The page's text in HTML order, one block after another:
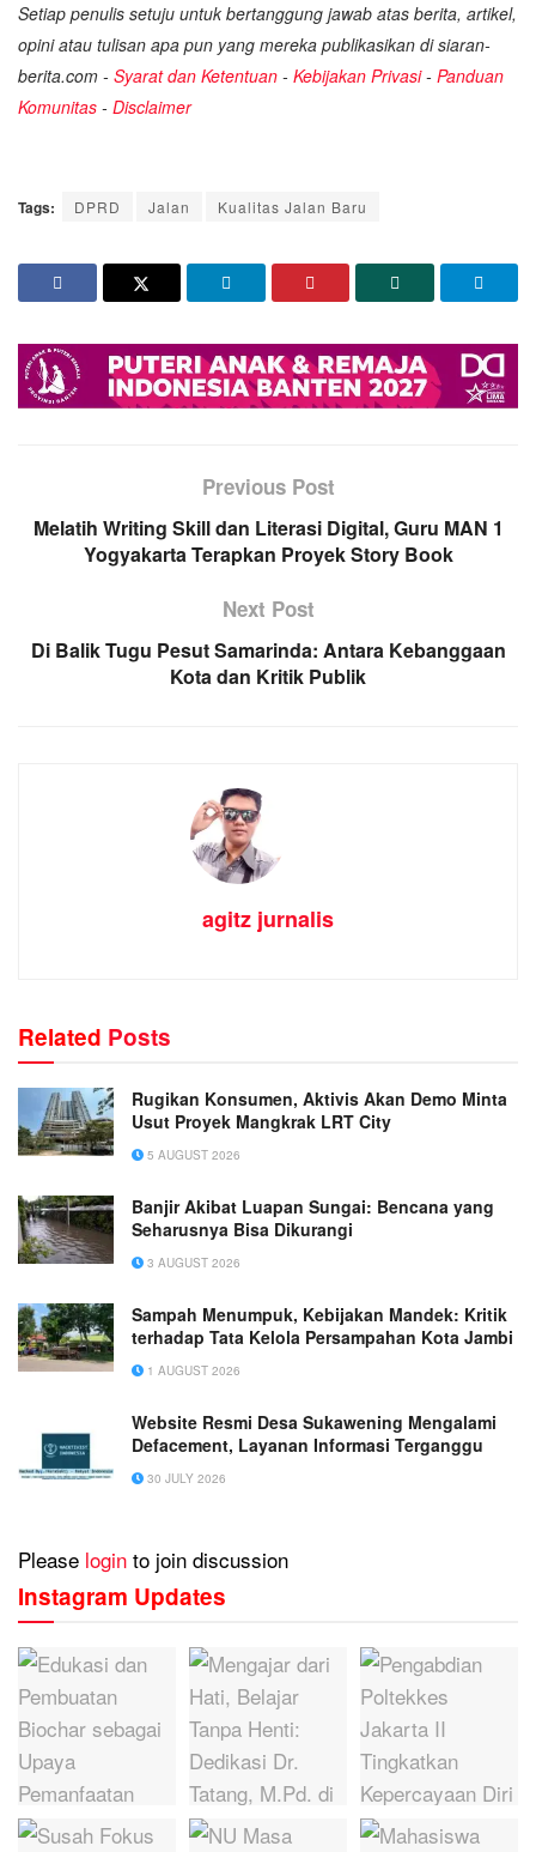
Setiap penulis setuju untuk bertanggung jawab atas berita, artikel,
opini atau tulisan apa pun yang mereka publikasikan di siaran-
berita.com - Syarat dan Ketentuan - Kebijakan Privasi- Panduan
Komunitas - Disclaimer
Tags: DPRD Jalan Kualitas Jalan Baru
Previous Post
Melatih Writing Skill dan Literasi Digital, Guru MAN 1
Yogyakarta Terapkan Proyek Story Book
Next Post
Di Balik Tugu Pesut Samarinda: Antara Kebanggaan
Kota dan Kritik Publik
agitz jurnalis
Related Posts
Rugikan Konsumen, Aktivis Akan Demo Minta
Usut Proyek Mangkrak LRT City
5 AUGUST 2026
Banjir Akibat Luapan Sungai: Bencana yang
Seharusnya Bisa Dikurangi
3 AUGUST 2026
Sampah Menumpuk, Kebijakan Mandek: Kritik
terhadap Tata Kelola Persampahan Kota Jambi
1 AUGUST 2026
Website Resmi Desa Sukawening Mengalami
Defacement, Layanan Informasi Terganggu
30 JULY 2026
Please login to join discussion
Instagram Updates